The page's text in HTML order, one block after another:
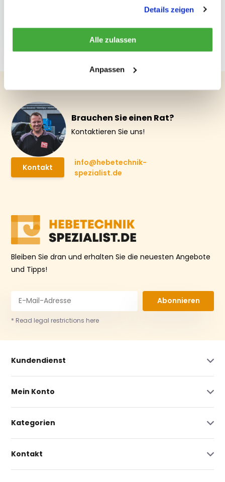
Details zeigen
Alle zulassen
Anpassen
€ 912,34
Brauchen Sie einen Rat?
Kontaktieren Sie uns!
Kontakt
info@hebetechnik-
spezialist.de
Bleiben Sie dran und erhalten Sie die neuesten Angebote
und Tipps!
Abonnieren
* Read legal restrictions here
Kundendienst
Mein Konto
Kategorien
Kontakt